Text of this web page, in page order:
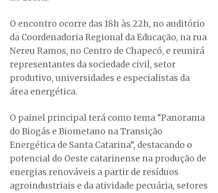
O encontro ocorre das 18h às 22h, no auditório
da Coordenadoria Regional da Educação, na rua
Nereu Ramos, no Centro de Chapecó, e reunirá
representantes da sociedade civil, setor
produtivo, universidades e especialistas da
área energética.
O painel principal terá como tema “Panorama
do Biogás e Biometano na Transição
Energética de Santa Catarina”, destacando o
potencial do Oeste catarinense na produção de
energias renováveis a partir de resíduos
agroindustriais e da atividade pecuária, setores